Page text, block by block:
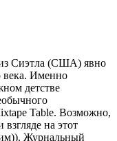
Сиэтла (США) явно
века. Именно
детстве
Table. Возможно,
на этот
Журнальный